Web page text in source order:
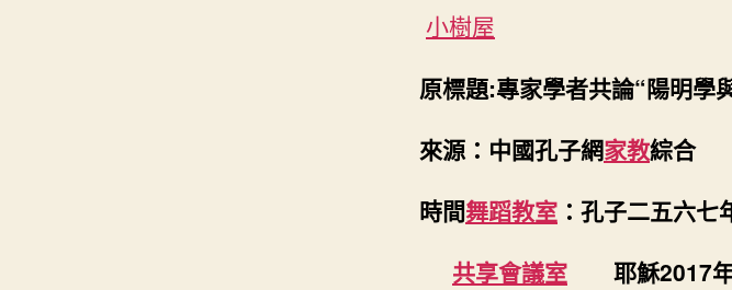
小樹屋
原標題:專家學者共論“陽明學
來源：中國孔子網家教綜合
時間舞蹈教室 ：孔子二五六
共享會議室 耶穌2017年